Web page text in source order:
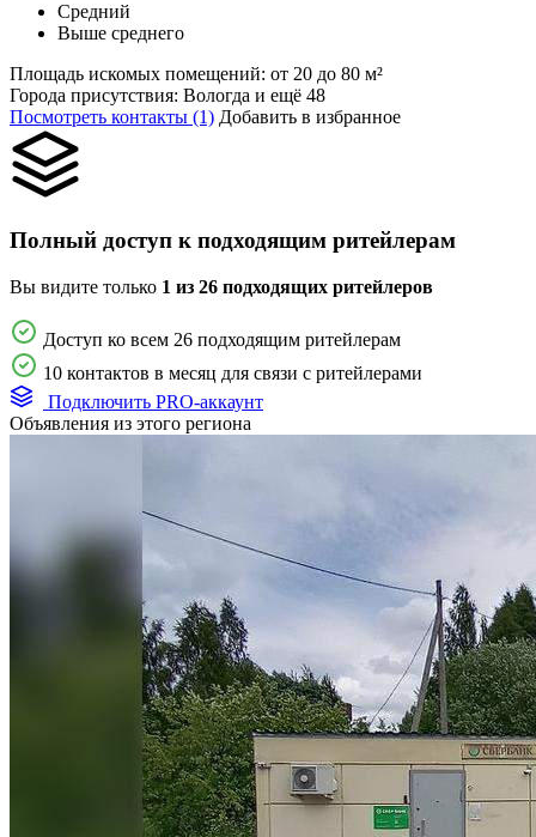
Средний
Выше среднего
Площадь искомых помещений: от 20 до 80 м²
Города присутствия: Вологда и ещё 48
Посмотреть контакты (1) Добавить в избранное
Полный доступ к подходящим ритейлерам
Вы видите только 1 из 26 подходящих ритейлеров
Доступ ко всем 26 подходящим ритейлерам
10 контактов в месяц для связи с ритейлерами
Подключить PRO-аккаунт
Объявления из этого региона